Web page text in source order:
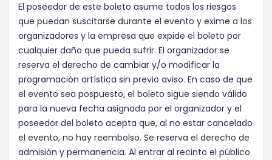
El poseedor de este boleto asume todos los riesgos
que puedan suscitarse durante el evento y exime a los
organizadores y la empresa que expide el boleto por
cualquier daño que pueda sufrir. El organizador se
reserva el derecho de cambiar y/o modificar la
programación artística sin previo aviso. En caso de que
el evento sea pospuesto, el boleto sigue siendo válido
para la nueva fecha asignada por el organizador y el
poseedor del boleto acepta que, al no estar cancelado
el evento, no hay reembolso. Se reserva el derecho de
admisión y permanencia. Al entrar al recinto el público